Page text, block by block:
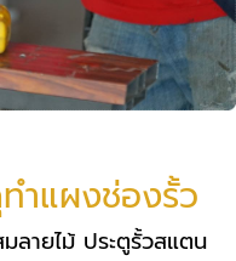
ำแผงช่องรั้ว
ลายไม้ ประตูรั้วสแตน